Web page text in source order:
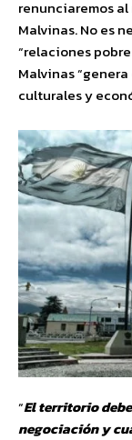
renunciaremos
Malvinas. No es
“relaciones
Malvinas
culturales y
“El territorio
negociación y